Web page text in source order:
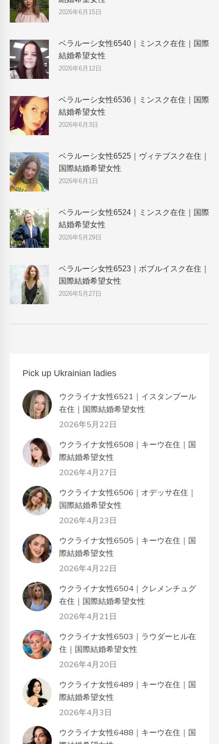
2026年6月15日
ベラルーシ女性6540｜ミンスク在住｜国際
結婚希望女性
2026年6月12日
ベラルーシ女性6536｜ミンスク在住｜国際
結婚希望女性
2026年6月3日
ベラルーシ女性6525｜ヴィテブスク在住｜
国際結婚希望女性
2026年6月1日
ベラルーシ女性6524｜ミンスク在住｜国際
結婚希望女性
2026年5月29日
ベラルーシ女性6523｜ボブルイスク在住｜
国際結婚希望女性
2026年5月27日
Pick up Ukrainian ladies
ウクライナ女性6521｜イスタンブール
在住｜国際結婚希望女性
2026年5月22日
ウクライナ女性6508｜キーウ在住｜国
際結婚希望女性
2026年4月27日
ウクライナ女性6506｜オデッサ在住｜
国際結婚希望女性
2026年4月23日
ウクライナ女性6505｜キーウ在住｜国
際結婚希望女性
2026年4月22日
ウクライナ女性6504｜クレメンチュグ
在住｜国際結婚希望女性
2026年4月21日
ウクライナ女性6503｜ラウダーヒル在
住｜国際結婚希望女性
2026年4月20日
ウクライナ女性6489｜キーウ在住｜国
際結婚希望女性
2026年4月3日
ウクライナ女性6488｜キーウ在住｜国